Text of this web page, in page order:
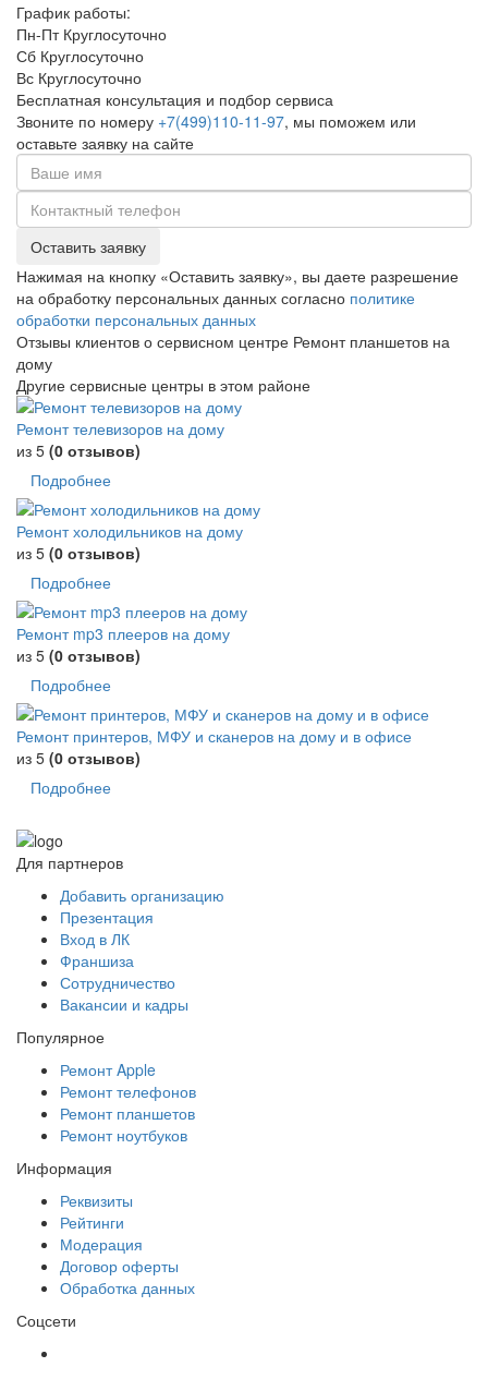
График работы:
Пн-Пт Круглосуточно
Сб Круглосуточно
Вс Круглосуточно
Бесплатная консультация и подбор сервиса
Звоните по номеру +7(499)110-11-97, мы поможем или
оставьте заявку на сайте
Оставить заявку
Нажимая на кнопку «Оставить заявку», вы даете разрешение
на обработку персональных данных согласно политике
обработки персональных данных
Отзывы клиентов о сервисном центре Ремонт планшетов на
дому
Другие сервисные центры в этом районе
Ремонт телевизоров на дому
из 5 (0 отзывов)
Подробнее
Ремонт холодильников на дому
из 5 (0 отзывов)
Подробнее
Ремонт mp3 плееров на дому
из 5 (0 отзывов)
Подробнее
Ремонт принтеров, МФУ и сканеров на дому и в офисе
из 5 (0 отзывов)
Подробнее
Для партнеров
Добавить организацию
Презентация
Вход в ЛК
Франшиза
Сотрудничество
Вакансии и кадры
Популярное
Ремонт Apple
Ремонт телефонов
Ремонт планшетов
Ремонт ноутбуков
Информация
Реквизиты
Рейтинги
Модерация
Договор оферты
Обработка данных
Соцсети